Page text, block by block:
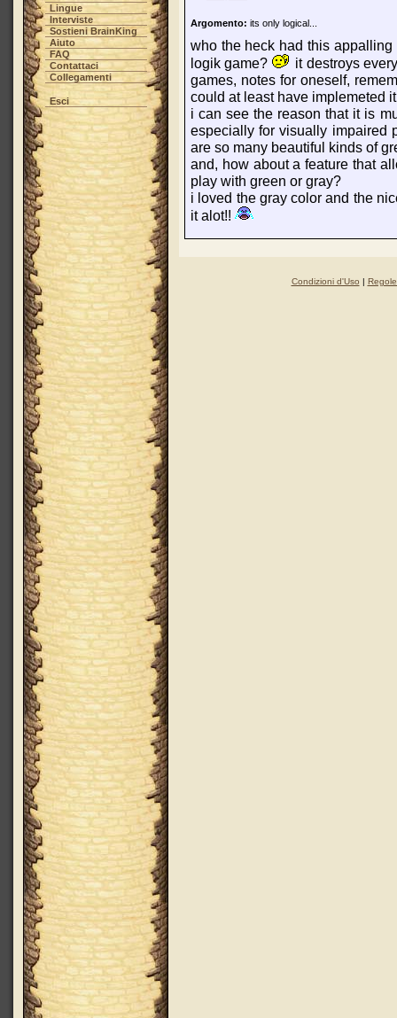
Lingue
Interviste
Sostieni BrainKing
Aiuto
FAQ
Contattaci
Collegamenti
Esci
Argomento: its only logical...
who the heck had this
logik game?
it destroys
games, notes for oneself,
could at least have implemeted
i can see the reason that it is
especially for visually impaired
are so many beautiful kinds of
and, how about a feature that
play with green or gray?
i loved the gray color and the
it alot!!
Condizioni d'Uso |